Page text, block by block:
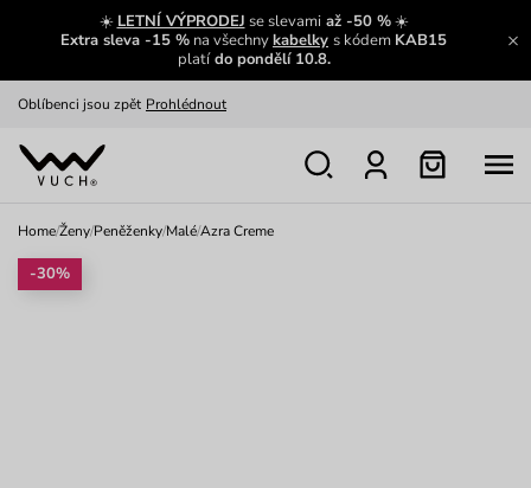
☀️ LETNÍ VÝPRODEJ se slevamiaž -50 %☀️
Extra sleva -15 % na všechnykabelky s kódem KAB15
platído pondělí 10.8.
Zajímavosti ze světa Vuch:
Zobrazit
Oblíbenci jsou zpět Prohlédnout
Nech se inspirovat
Home/Ženy/Peněženky/Malé/Azra Creme
-30%